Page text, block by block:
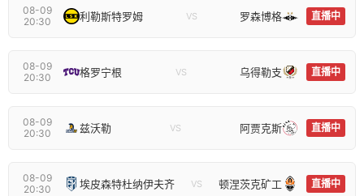
08-09
20:30
利勒斯特罗姆 VS 罗森博格 直播中
08-09
20:30
格罗宁根 VS 乌得勒支 直播中
08-09
20:30
兹沃勒 VS 阿贾克斯 直播中
08-09
20:30
埃皮森特杜纳伊夫齐 VS 顿涅茨克矿工 直播中